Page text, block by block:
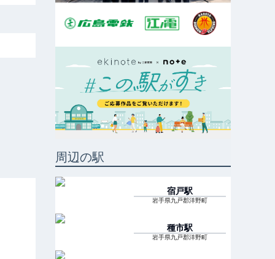
周辺の駅
宿戸駅
岩手県九戸郡洋野町
種市駅
岩手県九戸郡洋野町